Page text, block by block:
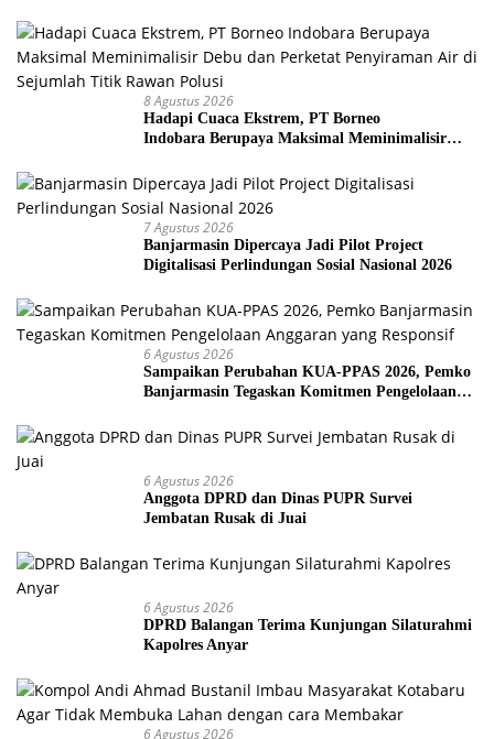
8 Agustus 2026
Hadapi Cuaca Ekstrem, PT Borneo
Indobara Berupaya Maksimal Meminimalisir
Titik Rawan Polusi
7 Agustus 2026
Banjarmasin Dipercaya Jadi Pilot Project
Digitalisasi Perlindungan Sosial Nasional 2026
6 Agustus 2026
Sampaikan Perubahan KUA-PPAS 2026, Pemko
Banjarmasin Tegaskan Komitmen Pengelolaan
6 Agustus 2026
Anggota DPRD dan Dinas PUPR Survei
Jembatan Rusak di Juai
6 Agustus 2026
DPRD Balangan Terima Kunjungan Silaturahmi
Kapolres Anyar
6 Agustus 2026